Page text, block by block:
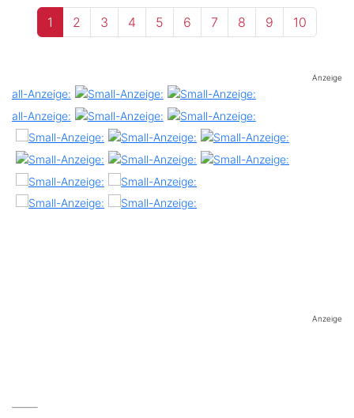
1 2 3 4 5 6 7 8 9 10
Anzeige
Anzeige